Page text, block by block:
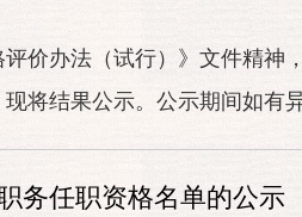
价办法（试行）》文件精
将结果公示。公示期间如
务任职资格名单的公示